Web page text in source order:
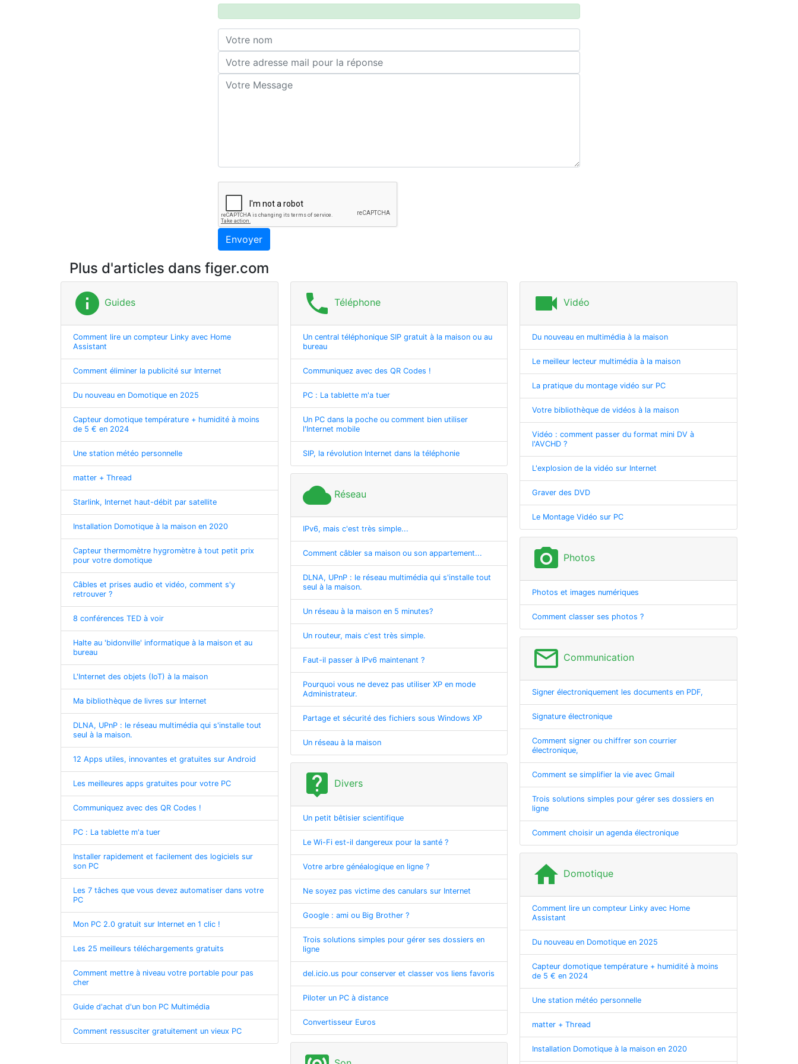
Envoyer
Plus d'articles dans figer.com
info Guides
Comment lire un compteur Linky avec Home
Assistant
Comment éliminer la publicité sur Internet
Du nouveau en Domotique en 2025
Capteur domotique température + humidité à moins
de 5 € en 2024
Une station météo personnelle
matter + Thread
Starlink, Internet haut-débit par satellite
Installation Domotique à la maison en 2020
Capteur thermomètre hygromètre à tout petit prix
pour votre domotique
Câbles et prises audio et vidéo, comment s'y
retrouver ?
8 conférences TED à voir
Halte au 'bidonville' informatique à la maison et au
bureau
L'Internet des objets (IoT) à la maison
Ma bibliothèque de livres sur Internet
DLNA, UPnP : le réseau multimédia qui s'installe tout
seul à la maison.
12 Apps utiles, innovantes et gratuites sur Android
Les meilleures apps gratuites pour votre PC
Communiquez avec des QR Codes !
PC : La tablette m'a tuer
Installer rapidement et facilement des logiciels sur
son PC
Les 7 tâches que vous devez automatiser dans votre
PC
Mon PC 2.0 gratuit sur Internet en 1 clic !
Les 25 meilleurs téléchargements gratuits
Comment mettre à niveau votre portable pour pas
cher
Guide d'achat d'un bon PC Multimédia
Comment ressusciter gratuitement un vieux PC
phone Téléphone
Un central téléphonique SIP gratuit à la maison ou au
bureau
Communiquez avec des QR Codes !
PC : La tablette m'a tuer
Un PC dans la poche ou comment bien utiliser
l'Internet mobile
SIP, la révolution Internet dans la téléphonie
cloud Réseau
IPv6, mais c'est très simple...
Comment câbler sa maison ou son appartement...
DLNA, UPnP : le réseau multimédia qui s'installe tout
seul à la maison.
Un réseau à la maison en 5 minutes?
Un routeur, mais c'est très simple.
Faut-il passer à IPv6 maintenant ?
Pourquoi vous ne devez pas utiliser XP en mode
Administrateur.
Partage et sécurité des fichiers sous Windows XP
Un réseau à la maison
live_help Divers
Un petit bêtisier scientifique
Le Wi-Fi est-il dangereux pour la santé ?
Votre arbre généalogique en ligne ?
Ne soyez pas victime des canulars sur Internet
Google : ami ou Big Brother ?
Trois solutions simples pour gérer ses dossiers en
ligne
del.icio.us pour conserver et classer vos liens favoris
Piloter un PC à distance
Convertisseur Euros
videocam Vidéo
Du nouveau en multimédia à la maison
Le meilleur lecteur multimédia à la maison
La pratique du montage vidéo sur PC
Votre bibliothèque de vidéos à la maison
Vidéo : comment passer du format mini DV à
l'AVCHD ?
L'explosion de la vidéo sur Internet
Graver des DVD
Le Montage Vidéo sur PC
photo_camera Photos
Photos et images numériques
Comment classer ses photos ?
mail_outline Communication
Signer électroniquement les documents en PDF,
Signature électronique
Comment signer ou chiffrer son courrier
électronique,
Comment se simplifier la vie avec Gmail
Trois solutions simples pour gérer ses dossiers en
ligne
Comment choisir un agenda électronique
home Domotique
Comment lire un compteur Linky avec Home
Assistant
Du nouveau en Domotique en 2025
Capteur domotique température + humidité à moins
de 5 € en 2024
Une station météo personnelle
matter + Thread
Installation Domotique à la maison en 2020